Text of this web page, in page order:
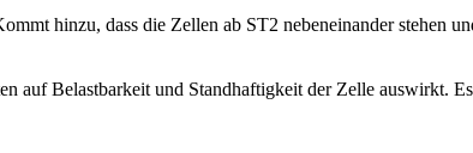
hinzu, dass die Zellen ab ST2 nebeneinander stehen
auf Belastbarkeit und Standhaftigkeit der Zelle auswirkt.